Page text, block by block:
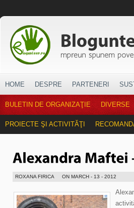
HOME DESPRE PARTENERI
BULETIN DE ORGANIZAŢIE DIVERSE
PROIECTE ŞI ACTIVITĂŢI
ROXANA FIRICA ON MARCH - 13 - 2012